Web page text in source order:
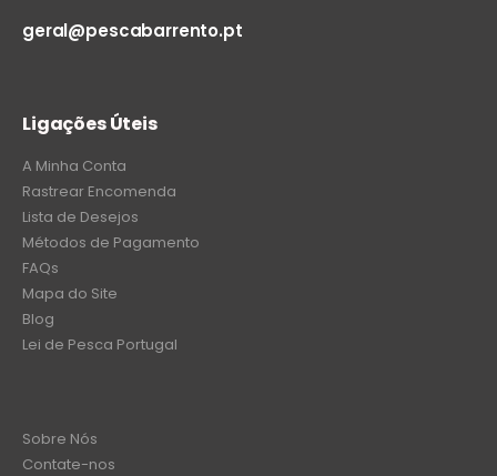
geral@pescabarrento.pt
Ligações Úteis
A Minha Conta
Rastrear Encomenda
Lista de Desejos
Métodos de Pagamento
FAQs
Mapa do Site
Blog
Lei de Pesca Portugal
Sobre Nós
Contate-nos